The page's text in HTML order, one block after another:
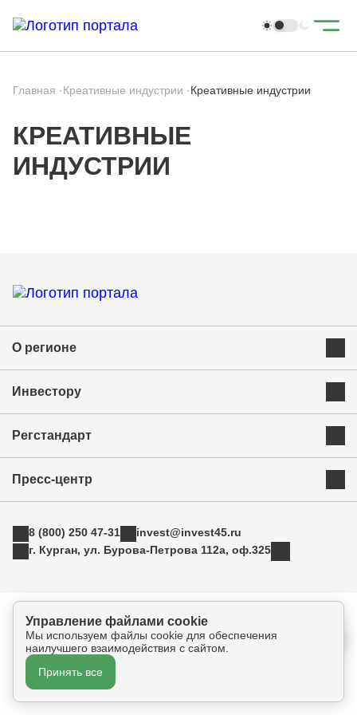
Главная ·Креативные индустрии ·Креативные индустрии
КРЕАТИВНЫЕ
ИНДУСТРИИ
О регионе
Экономика и ресурсы
Успешные бренды Курганской области
Инвестиционная команда региона
Инвестору
Приоритетные инвестиционные направления
Истории успеха
Поддержка экспорта
Регстандарт
Свод инвестиционных правил
Пресс-центр
Фотогалерея
Медиа
8 (800) 250 47-31
invest@invest45.ru
г. Курган, ул. Бурова-Петрова 112а, оф.325
Политика конфиденциальности
Согласие на обработку персональных данных
Управление файлами cookie
Мы используем файлы cookie для обеспечения
наилучшего взаимодействия с сайтом.
Принять все